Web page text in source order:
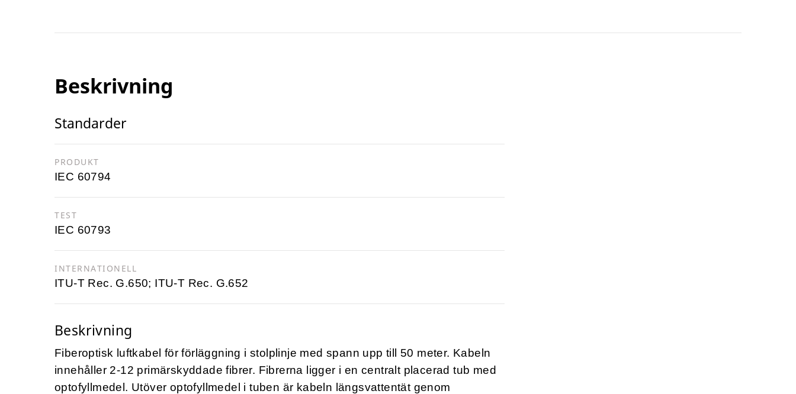
Beskrivning
Standarder
PRODUKT
IEC 60794
TEST
IEC 60793
INTERNATIONELL
ITU-T Rec. G.650; ITU-T Rec. G.652
Beskrivning
Fiberoptisk luftkabel för förläggning i stolplinje med spann upp till 50 meter. Kabeln
innehåller 2-12 primärskyddade fibrer. Fibrerna ligger i en centralt placerad tub med
optofyllmedel. Utöver optofyllmedel i tuben är kabeln längsvattentät genom